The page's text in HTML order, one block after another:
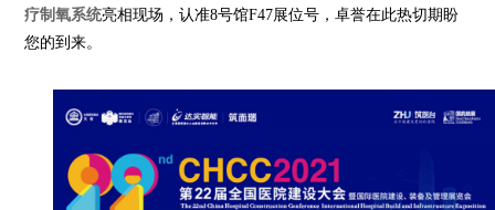
疗制氧系统亮相现场，认准8号馆F47展位号，卓誉在此热切期盼
您的到来。